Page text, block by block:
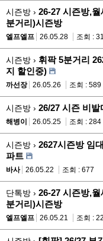
시즌방 › 26-27 시즌방,
분거리)시즌방
엘프엘프 26.05.28 조회 :
시즌방 › 휘팍 5분거리
지 할인중)
까선장 26.05.26 조회 : 589
시즌방 › 26/27 시즌 비
해병이 26.05.25 조회 : 284
시즌방 › 2627시즌방 임
파트
바사 26.05.22 조회 : 677
단톡방 › 26-27 시즌방,
분거리)시즌방
엘프엘프 26.05.21 조회 :